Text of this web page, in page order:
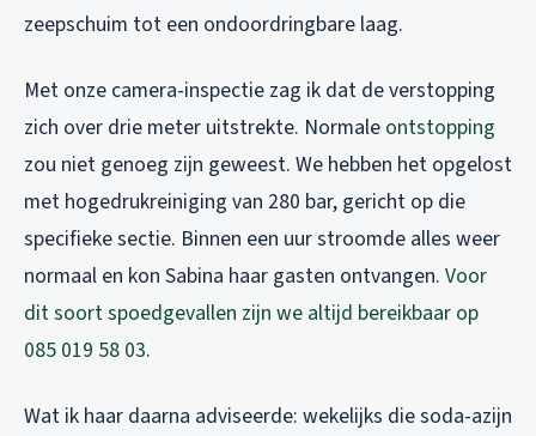
zeepschuim tot een ondoordringbare laag.
Met onze camera-inspectie zag ik dat de verstopping
zich over drie meter uitstrekte. Normale ontstopping
zou niet genoeg zijn geweest. We hebben het opgelost
met hogedrukreiniging van 280 bar, gericht op die
specifieke sectie. Binnen een uur stroomde alles weer
normaal en kon Sabina haar gasten ontvangen. Voor
dit soort spoedgevallen zijn we altijd bereikbaar op
085 019 58 03.
Wat ik haar daarna adviseerde: wekelijks die soda-azijn